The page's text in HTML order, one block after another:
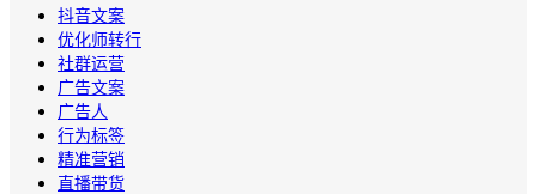
抖音文案
优化师转行
社群运营
广告文案
广告人
行为标签
精准营销
直播带货